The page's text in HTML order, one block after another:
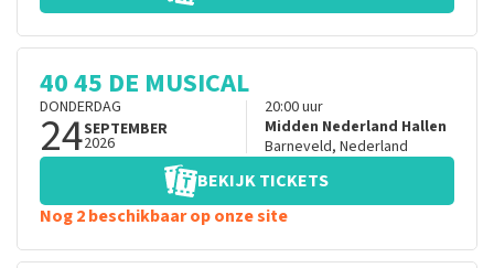
40 45 DE MUSICAL
DONDERDAG
24SEPTEMBER
2026
20:00uur
Midden Nederland Hallen
Barneveld, Nederland
BEKIJK TICKETS
Nog 2 beschikbaar op onze site